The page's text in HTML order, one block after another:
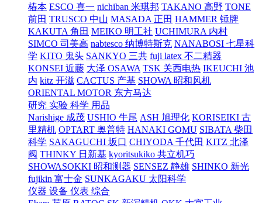
椿本 ESCO 喜一 nichiban 米琪邦 TAKANO 高野 TONE
前田 TRUSCO 中山 MASADA 正田 HAMMER 锤牌
KAKUTA 角田 MEIKO 明工社 UCHIMURA 内村
SIMCO 司美高 nabtesco 纳博特斯克 NANABOSI 七星科
学 KITO 鬼头 SANKYO 三共 fuji latex 不二精器
KONSEI 近藤 大泽 OSAWA TSK 关西电热 IKEUCHI 池
内 kitz 开滋 CACTUS 产基 SHOWA 昭和风机
ORIENTAL MOTOR 东方马达
研究 实验 科学 用品
Narishige 成茂 USHIO 牛尾 ASH 旭理化 KORISEIKI 古
里精机 OPTART 奥普特 HANAKI GOMU SIBATA 柴田
科学 SAKAGUCHI 坂口 CHIYODA 千代田 KITZ 北泽
阀 THINKY 日新基 kyoritsukiko 共立机巧
SHOWASOKKI 昭和测器 SENSEZ 静雄 SHINKO 新光
fujikin 富士金 SUNKAGAKU 太阳科学
仪器 设备 仪表 综合